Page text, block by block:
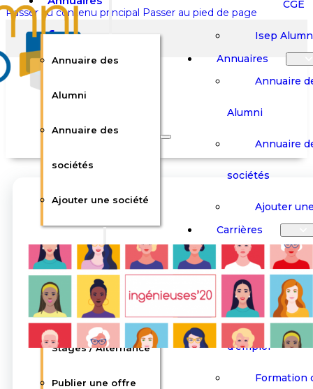
Passer au contenu principal Passer au pied de page
Rechercher sur le site
Rechercher
Votre panier est vide.
Panier
Boutique
Connecter
Panier
Boutique
Se
Connecter
Annuaire des
Alumni
Annuaire des
sociétés
Ajouter une société
Carrières
Offres d’emploi /
Stages / Alternance
Publier une offre
CGE
Isep
Annuaires
Annuaire
Alumni
Annuaire
sociétés
Ajouter
Carrières
Offres
Stages /
Publier
d’emploi
Formation